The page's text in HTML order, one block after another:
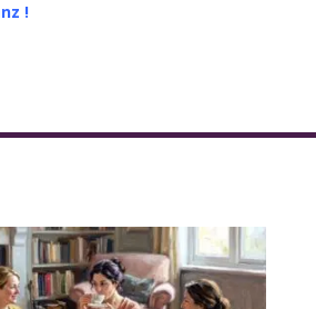
!